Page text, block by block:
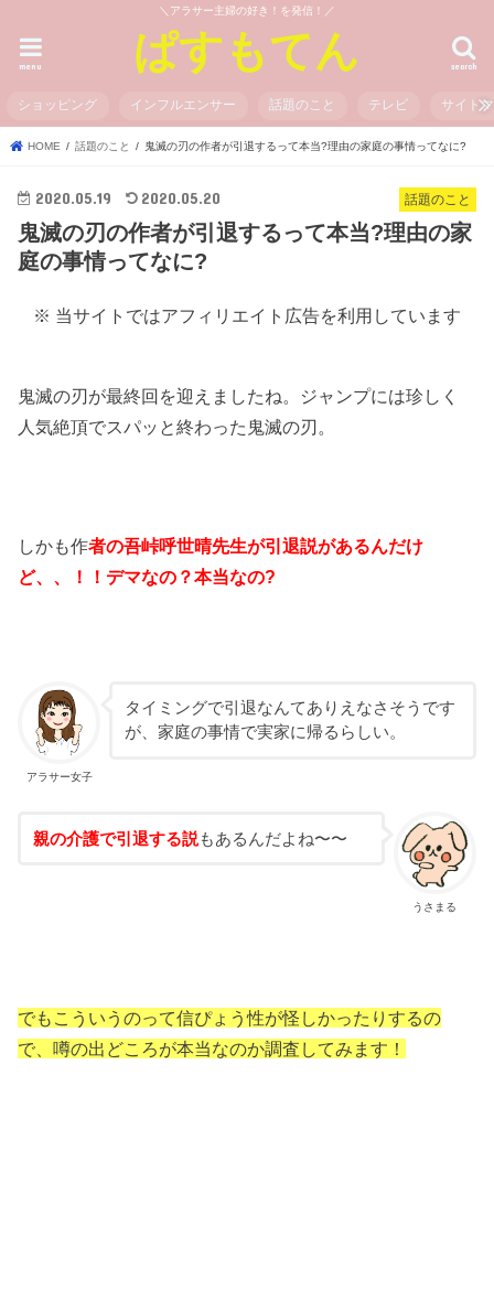
＼アラサー主婦の好き！を発信！／
ぱすもてん search
menu
ショッピング インフルエンサー 話題のこと テレビ サイト
HOME 話題のこと 鬼滅の刃の作者が引退するって本当?理由の家庭の事情ってなに?
話題のこと
2020.05.19 2020.05.20
鬼滅の刃の作者が引退するって本当?理由の家
庭の事情ってなに?
※ 当サイトではアフィリエイト広告を利用しています
鬼滅の刃が最終回を迎えましたね。ジャンプには珍しく
人気絶頂でスパッと終わった鬼滅の刃。
しかも作者の吾峠呼世晴先生が引退説があるんだけ
ど、、！！デマなの？本当なの?
アラサー女子
タイミングで引退なんてありえなさそうです
が、家庭の事情で実家に帰るらしい。
うさまる
親の介護で引退する説もあるんだよね〜〜
でもこういうのって信ぴょう性が怪しかったりするの
で、噂の出どころが本当なのか調査してみます！